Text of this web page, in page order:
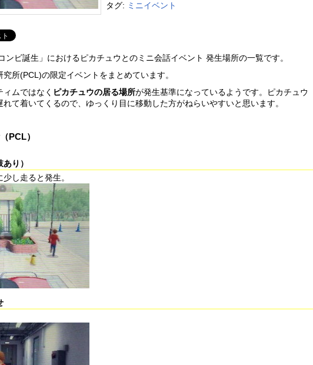
タグ: ミニイベント
ンビ誕生」におけるピカチュウとのミニ会話イベント 発生場所の一覧です。
所(PCL)の限定イベントをまとめています。
ムではなく ピカチュウの居る場所が発生基準になっているようです。ピカチュウ
て着いてくるので、ゆっくり目に移動した方がねらいやすいと思います。
PCL）
り）
し走ると発生。